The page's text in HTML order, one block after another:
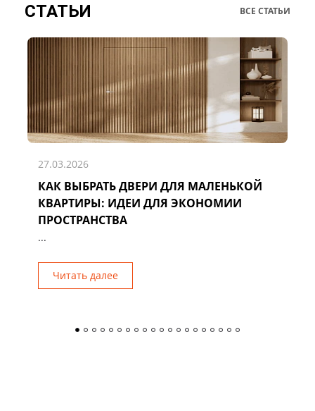
СТАТЬИ ВСЕ СТАТЬИ
27.03.2026
КАК ВЫБРАТЬ ДВЕРИ ДЛЯ МАЛЕНЬКОЙ
КВАРТИРЫ: ИДЕИ ДЛЯ ЭКОНОМИИ
ПРОСТРАНСТВА
...
Читать далее